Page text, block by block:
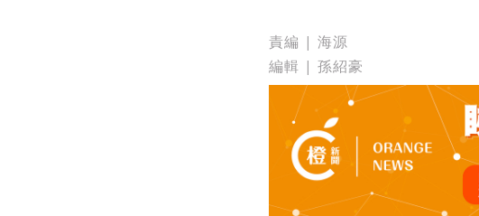
責編 | 海源
編輯 | 孫紹豪